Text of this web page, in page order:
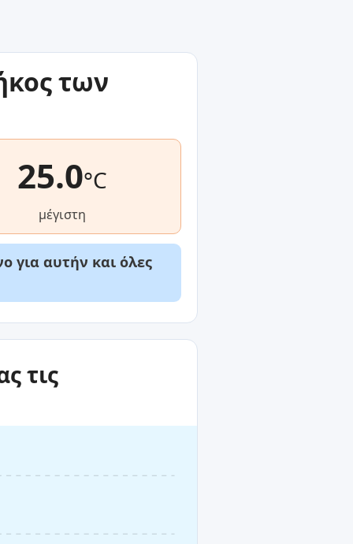
των
25.0°C
μέγιστη
για αυτήν και όλες
τις